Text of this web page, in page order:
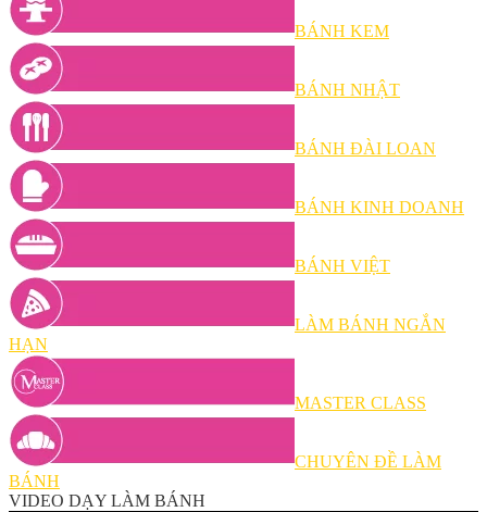
BÁNH KEM
BÁNH NHẬT
BÁNH ĐÀI LOAN
BÁNH KINH DOANH
BÁNH VIỆT
LÀM BÁNH NGẮN
HẠN
MASTER CLASS
CHUYÊN ĐỀ LÀM
BÁNH
VIDEO DẠY LÀM BÁNH